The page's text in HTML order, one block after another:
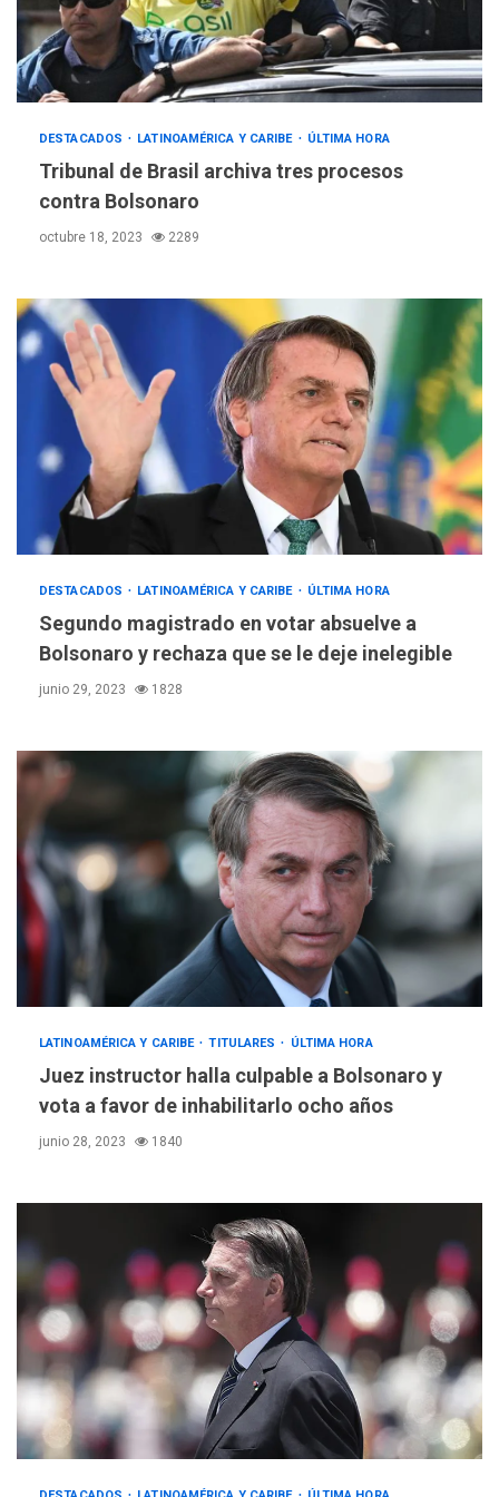
DESTACADOS LATINOAMÉRICA Y CARIBE ÚLTIMA HORA
Tribunal de Brasil archiva tres procesos
contra Bolsonaro
octubre 18, 2023 2289
DESTACADOS LATINOAMÉRICA Y CARIBE ÚLTIMA HORA
Segundo magistrado en votar absuelve a
Bolsonaro y rechaza que se le deje inelegible
junio 29, 2023 1828
LATINOAMÉRICA Y CARIBE TITULARES ÚLTIMA HORA
Juez instructor halla culpable a Bolsonaro y
vota a favor de inhabilitarlo ocho años
junio 28, 2023 1840